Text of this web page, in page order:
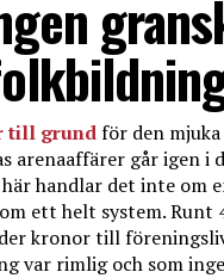
till grundför den
arenaaffärer går igen i
handlar det inte om
ett helt system.
kronor till
var rimlig och som